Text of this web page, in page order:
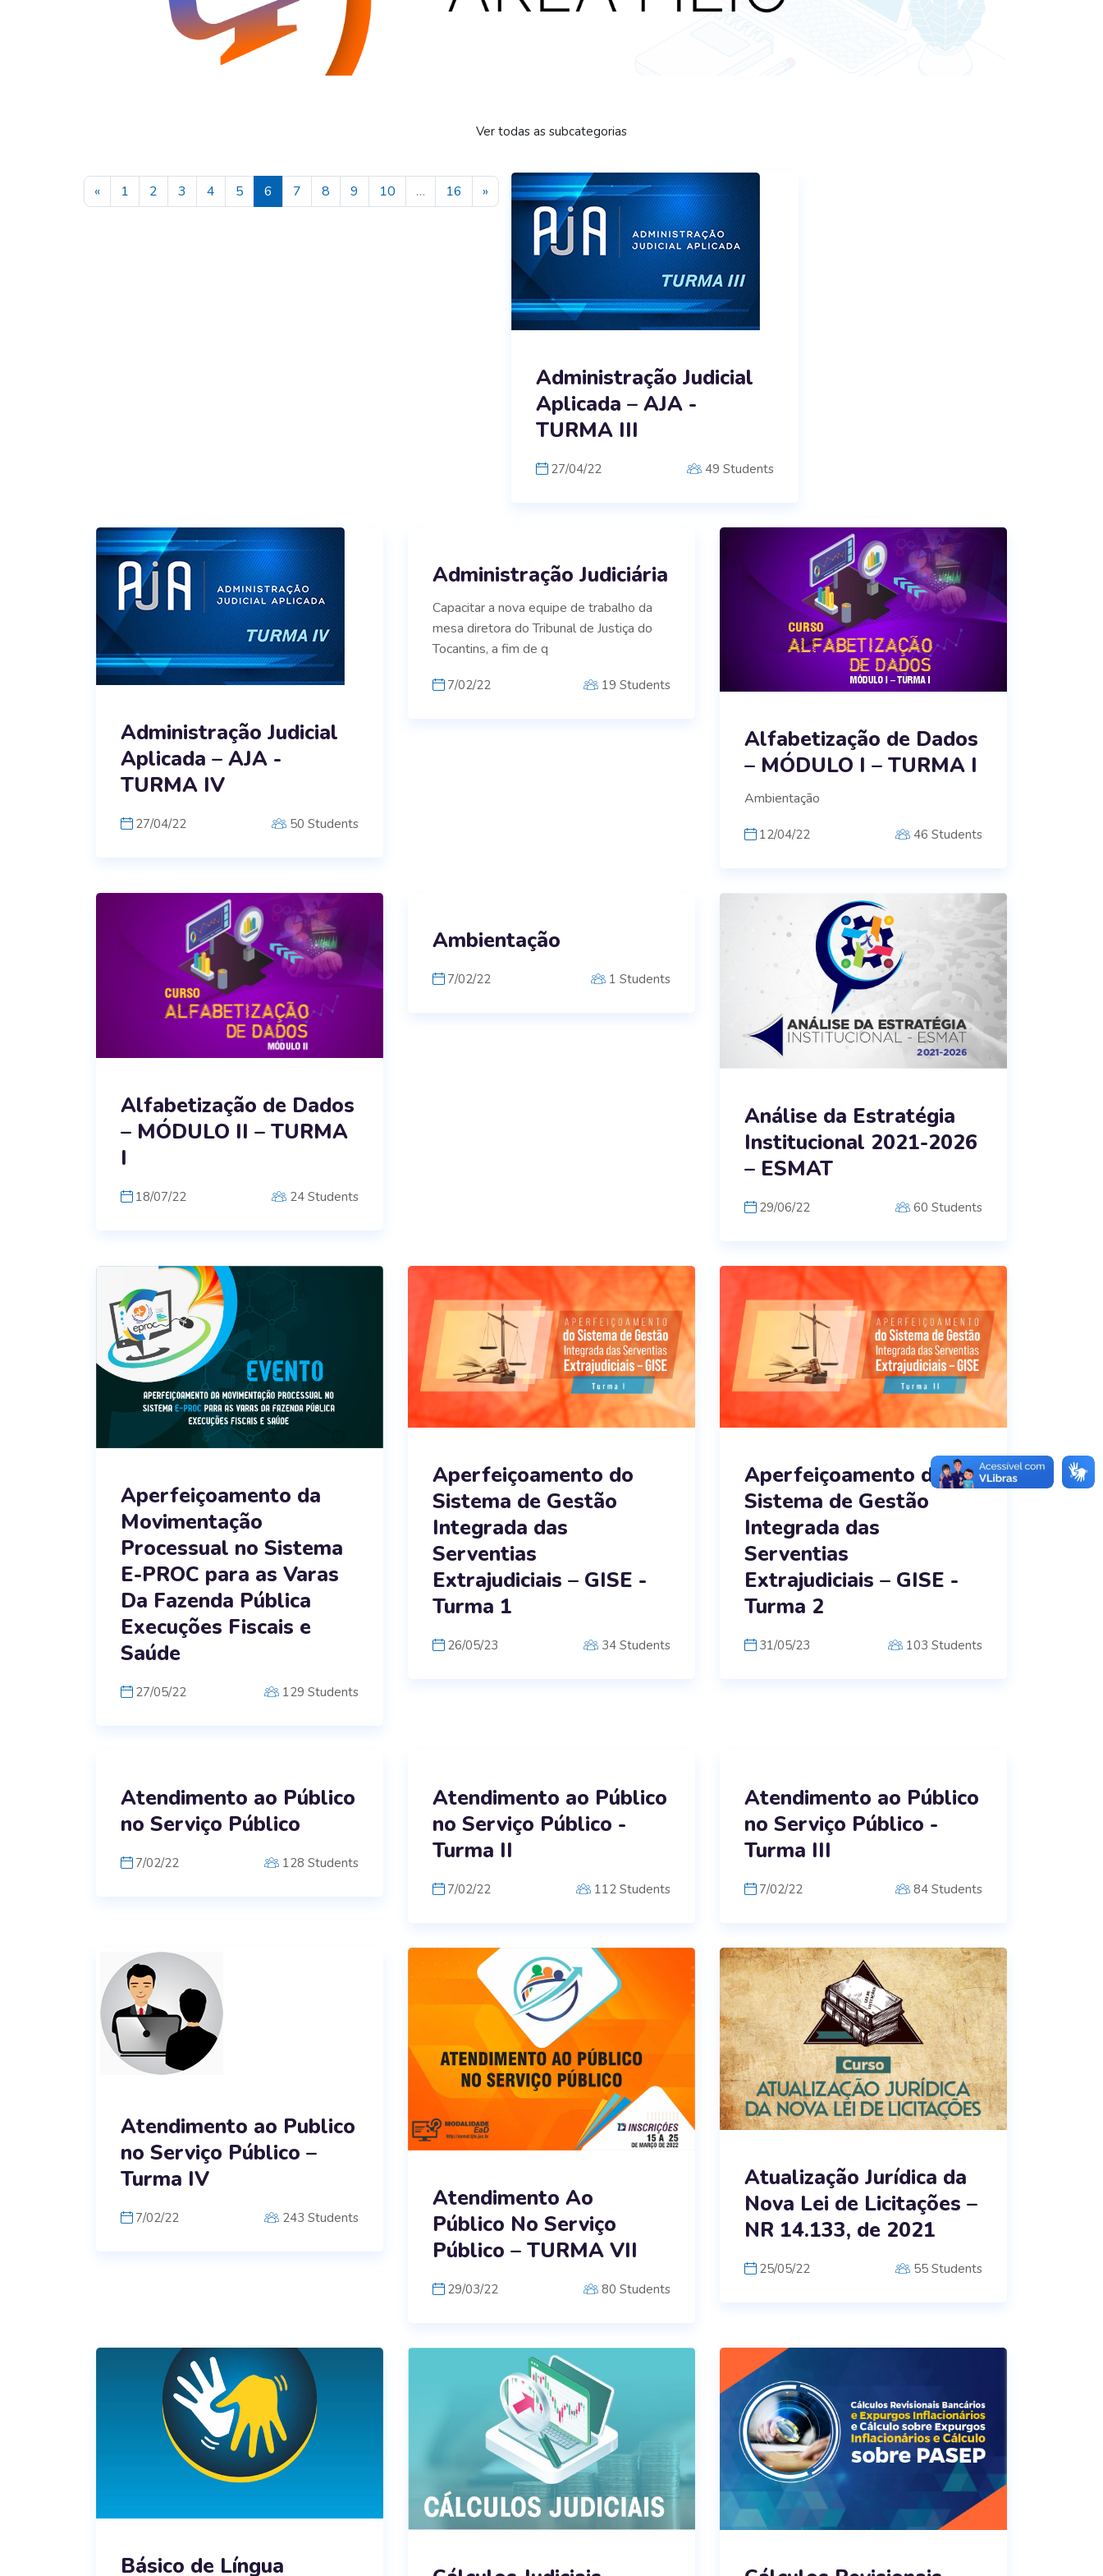
Ver todas as subcategorias
« Página anterior
1 Página 1
2 Página 2
3 Página 3
4 Página 4
5 Página 5
6 Página 6
7 Página 7
8 Página 8
9 Página 9
10 Página 10
… 16 Página 16
» Próxima página
Administração Judicial
Aplicada – AJA -
TURMA III
27/04/22 49 Students
Administração Judicial
Aplicada – AJA -
TURMA IV
27/04/22 50 Students
Administração Judiciária
Capacitar a nova equipe de trabalho da
mesa diretora do Tribunal de Justiça do
Tocantins, a fim de q
7/02/22 19 Students
Alfabetização de Dados
– MÓDULO I – TURMA I
Ambientação
12/04/22 46 Students
Alfabetização de Dados
– MÓDULO II – TURMA
I
18/07/22 24 Students
Ambientação
7/02/22 1 Students
Análise da Estratégia
Institucional 2021-2026
– ESMAT
29/06/22 60 Students
Aperfeiçoamento da
Movimentação
Processual no Sistema
E-PROC para as Varas
Da Fazenda Pública
Execuções Fiscais e
Saúde
27/05/22 129 Students
Aperfeiçoamento do
Sistema de Gestão
Integrada das
Serventias
Extrajudiciais – GISE -
Turma 1
26/05/23 34 Students
Aperfeiçoamento do
Sistema de Gestão
Integrada das
Serventias
Extrajudiciais – GISE -
Turma 2
31/05/23 103 Students
Atendimento ao Público
no Serviço Público
7/02/22 128 Students
Atendimento ao Público
no Serviço Público -
Turma II
7/02/22 112 Students
Atendimento ao Público
no Serviço Público -
Turma III
7/02/22 84 Students
Atendimento ao Publico
no Serviço Público –
Turma IV
7/02/22 243 Students
Atendimento Ao
Público No Serviço
Público – TURMA VII
29/03/22 80 Students
Atualização Jurídica da
Nova Lei de Licitações –
NR 14.133, de 2021
25/05/22 55 Students
Básico de Língua